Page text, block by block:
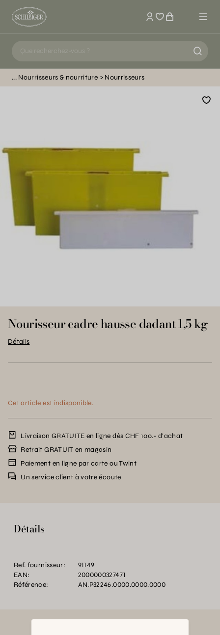
Mon compte
Nourrisseurs & nourriture Nourrisseurs
Nourisseur cadre hausse dadant 1,5 kg
Détails
Cet article est indisponible.
Livraison GRATUITE en ligne dès CHF 100.- d’achat
Retrait GRATUIT en magasin
Paiement en ligne par carte ou Twint
Un service client à votre écoute
Détails
Ref. fournisseur:
91149
EAN:
2000000327471
Référence:
AN.P32246.0000.0000.0000